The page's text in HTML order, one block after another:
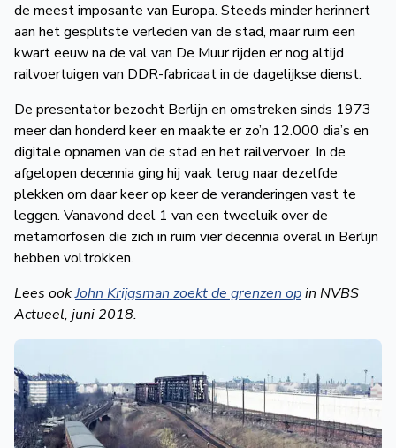
de meest imposante van Europa. Steeds minder herinnert
aan het gesplitste verleden van de stad, maar ruim een
kwart eeuw na de val van De Muur rijden er nog altijd
railvoertuigen van DDR-fabricaat in de dagelijkse dienst.
De presentator bezocht Berlijn en omstreken sinds 1973
meer dan honderd keer en maakte er zo’n 12.000 dia’s en
digitale opnamen van de stad en het railvervoer. In de
afgelopen decennia ging hij vaak terug naar dezelfde
plekken om daar keer op keer de veranderingen vast te
leggen. Vanavond deel 1 van een tweeluik over de
metamorfosen die zich in ruim vier decennia overal in Berlijn
hebben voltrokken.
Lees ookJohn Krijgsman zoekt de grenzen opin NVBS
Actueel, juni 2018.